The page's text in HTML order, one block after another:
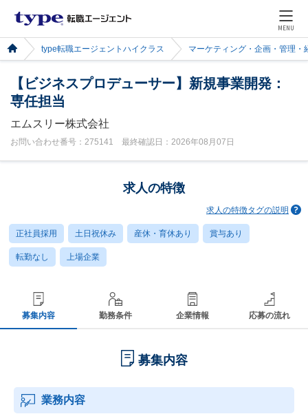
MENU
type転職エージェントハイクラス マーケティング・企画・管理・
【ビジネスプロデューサー】新規事業開発：
専任担当
エムスリー株式会社
お問い合わせ番号：275141 最終確認日：2026年08月07日
求人の特徴
求人の特徴タグの説明
正社員採用 土日祝休み 産休・育休あり 賞与あり
転勤なし 上場企業
募集内容 勤務条件 企業情報 応募の流れ
募集内容
業務内容